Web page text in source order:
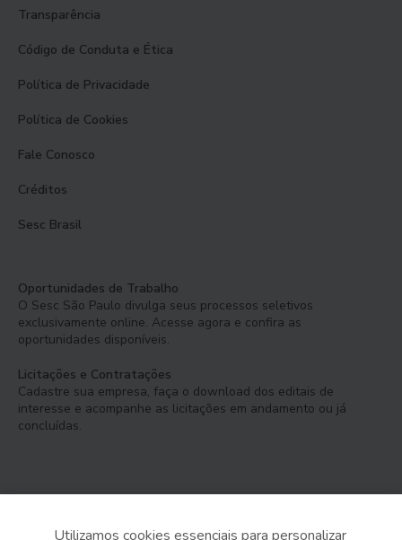
Transparência
Código de Conduta e Ética
Política de Privacidade
Política de Cookies
Fale Conosco
Créditos
Sesc Brasil
Oportunidades de Trabalho
O Sesc São Paulo divulga seus processos seletivos
exclusivamente online. Acesse agora e confira as
oportunidades disponíveis.
Licitações e Contratações
Cadastre sua empresa, faça o download dos editais de
interesse e acompanhe as licitações em andamento ou já
concluídas.
Utilizamos cookies essenciais para personalizar